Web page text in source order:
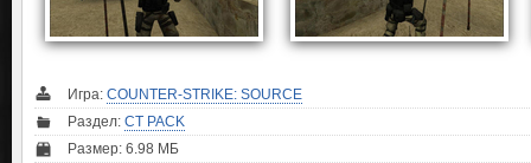
Игра: COUNTER-STRIKE: SOURCE
Раздел: CT PACK
Размер: 6.98 МБ